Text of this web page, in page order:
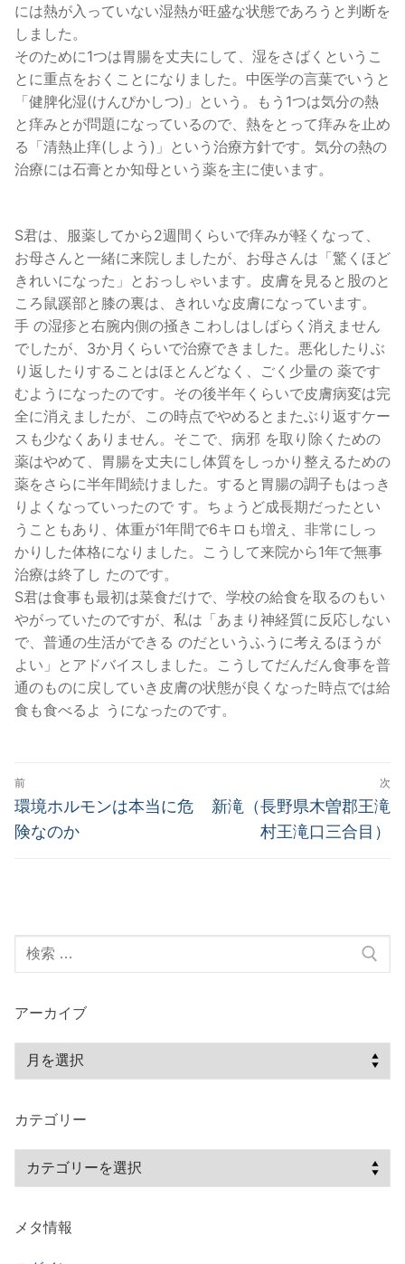
には熱が入っていない湿熱が旺盛な状態であろうと判断を
しました。
そのために1つは胃腸を丈夫にして、湿をさばくというこ
とに重点をおくことになりました。中医学の言葉でいうと
「健脾化湿(けんぴかしつ)」という。もう1つは気分の熱
と痒みとが問題になっているので、熱をとって痒みを止め
る「清熱止痒(しよう)」という治療方針です。気分の熱の
治療には石膏とか知母という薬を主に使います。
S君は、服薬してから2週間くらいで痒みが軽くなって、
お母さんと一緒に来院しましたが、お母さんは「驚くほど
きれいになった」とおっしゃいます。皮膚を見ると股のと
ころ鼠蹊部と膝の裏は、きれいな皮膚になっています。
手 の湿疹と右腕内側の掻きこわしはしばらく消えません
でしたが、3か月くらいで治療できました。悪化したりぶ
り返したりすることはほとんどなく、ごく少量の 薬です
むようになったのです。その後半年くらいで皮膚病変は完
全に消えましたが、この時点でやめるとまたぶり返すケー
スも少なくありません。そこで、病邪 を取り除くための
薬はやめて、胃腸を丈夫にし体質をしっかり整えるための
薬をさらに半年間続けました。すると胃腸の調子もはっき
りよくなっていったので す。ちょうど成長期だったとい
うこともあり、体重が1年間で6キロも増え、非常にしっ
かりした体格になりました。こうして来院から1年で無事
治療は終了し たのです。
S君は食事も最初は菜食だけで、学校の給食を取るのもい
やがっていたのですが、私は「あまり神経質に反応しない
で、普通の生活ができる のだというふうに考えるほうが
よい」とアドバイスしました。こうしてだんだん食事を普
通のものに戻していき皮膚の状態が良くなった時点では給
食も食べるよ うになったのです。
投
稿
ナ
シ
ン
前
前
の
環境ホルモンは本当に危
険なのか
次
次
新滝（長野県木曽郡王滝
村王滝口三合目）
検
索:
アーカイブ
イ
カテゴリー
リ
メタ情報